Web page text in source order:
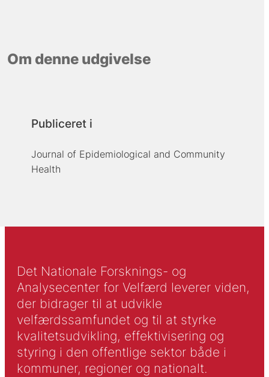
Om denne udgivelse
Publiceret i
Journal of Epidemiological and Community
Health
Det Nationale Forsknings- og
Analysecenter for Velfærd leverer viden,
der bidrager til at udvikle
velfærdssamfundet og til at styrke
kvalitetsudvikling, effektivisering og
styring i den offentlige sektor både i
kommuner, regioner og nationalt.